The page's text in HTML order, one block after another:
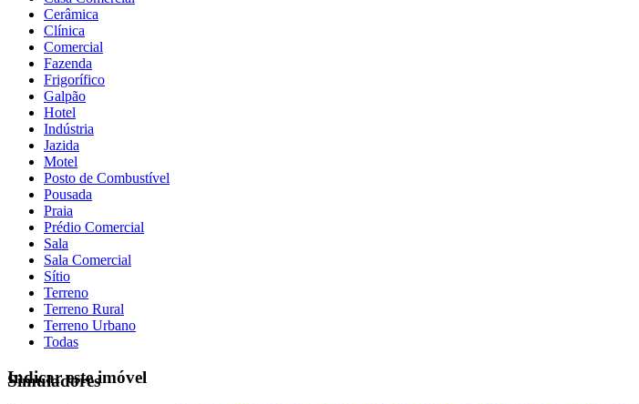
Cerâmica
Clínica
Comercial
Fazenda
Frigorífico
Galpão
Hotel
Indústria
Jazida
Motel
Posto de Combustível
Pousada
Praia
Prédio Comercial
Sala
Sala Comercial
Sítio
Terreno
Terreno Rural
Terreno Urbano
Todas
Indicar este imóvel
Simuladores